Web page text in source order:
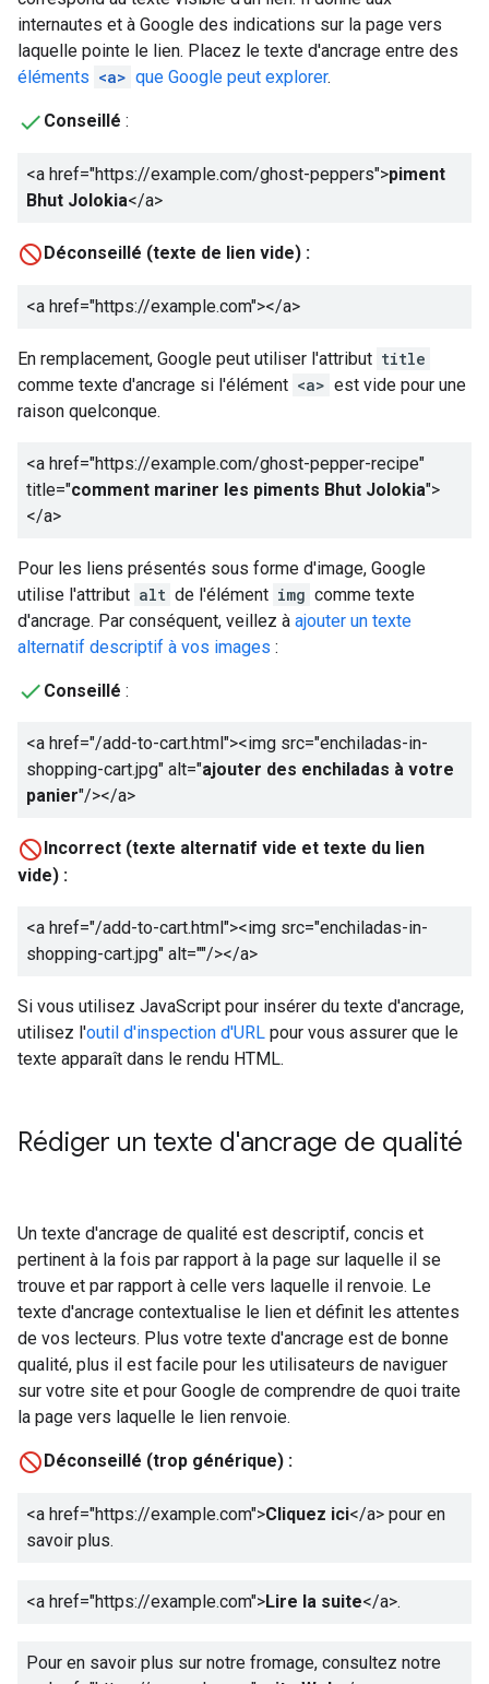
internautes et à Google des indications sur la page vers
laquelle pointe le lien. Placez le texte d'ancrage entre des
éléments <a> que Google peut explorer.
Conseillé :
<a href="https://example.com/ghost-peppers">piment
Bhut Jolokia</a>
Déconseillé (texte de lien vide) :
<a href="https://example.com"></a>
En remplacement, Google peut utiliser l'attribut title
comme texte d'ancrage si l'élément <a> est vide pour une
raison quelconque.
<a href="https://example.com/ghost-pepper-recipe"
title="comment mariner les piments Bhut Jolokia">
</a>
Pour les liens présentés sous forme d'image, Google
utilise l'attribut alt de l'élément img comme texte
d'ancrage. Par conséquent, veillez à ajouter un texte
alternatif descriptif à vos images :
Conseillé :
<a href="/add-to-cart.html"><img src="enchiladas-in-
shopping-cart.jpg" alt="ajouter des enchiladas à votre
panier"/></a>
Incorrect (texte alternatif vide et texte du lien
vide) :
<a href="/add-to-cart.html"><img src="enchiladas-in-
shopping-cart.jpg" alt=""/></a>
Si vous utilisez JavaScript pour insérer du texte d'ancrage,
utilisez l'outil d'inspection d'URL pour vous assurer que le
texte apparaît dans le rendu HTML.
Rédiger un texte d'ancrage de qualité
Un texte d'ancrage de qualité est descriptif, concis et
pertinent à la fois par rapport à la page sur laquelle il se
trouve et par rapport à celle vers laquelle il renvoie. Le
texte d'ancrage contextualise le lien et définit les attentes
de vos lecteurs. Plus votre texte d'ancrage est de bonne
qualité, plus il est facile pour les utilisateurs de naviguer
sur votre site et pour Google de comprendre de quoi traite
la page vers laquelle le lien renvoie.
Déconseillé (trop générique) :
<a href="https://example.com">Cliquez ici</a> pour en
savoir plus.
<a href="https://example.com">Lire la suite</a>.
Pour en savoir plus sur notre fromage, consultez notre